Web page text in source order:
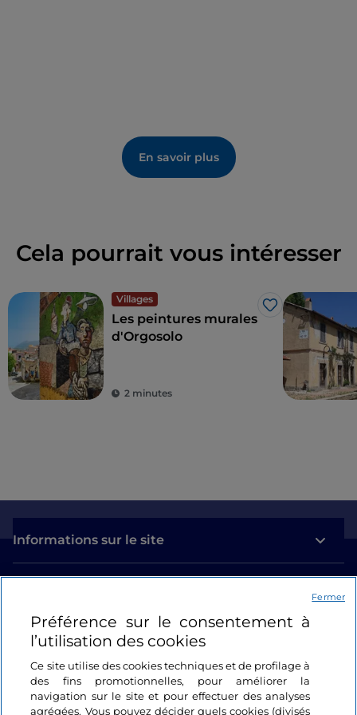
En savoir plus
Cela pourrait vous intéresser
Villages
J’aime
Les peintures murales
d'Orgosolo
2 minutes
Informations sur le site
Se connecter
Suivez-nous
Préférence sur le consentement à
l’utilisation des cookies
Ce site utilise des cookies techniques et de profilage à
des fins promotionnelles, pour améliorer la
navigation sur le site et pour effectuer des analyses
agrégées. Vous pouvez décider quels cookies (divisés
Fermer